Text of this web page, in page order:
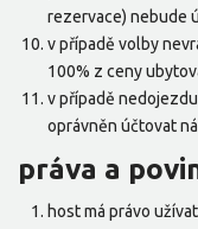
rezervace) nebude
v případě volby
100% z ceny
v případě
oprávněn účtovat
práva a
host má právo